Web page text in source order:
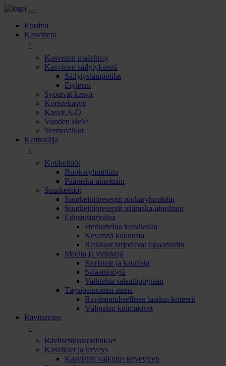
Etusivu
Kasvitieto
Kasvisten määrittely
Kasvisten säilytyksestä
Säilytyslämpötilat
Etyleeni
Syötävät kasvit
Koristekasvit
Kasvit A-Ö
Vuoden HeVi
Teemaviikot
Keittokirja
Kotikeittiöt
Ruokaryhmittäin
Pääraaka-aineittain
Suurkeittiöt
Suurkeittiöreseptit ruokaryhmittäin
Suurkeittiöreseptit pääraaka-aineittain
Edustustarjoilua
Herkuttelua kasviksilla
Kevennä kokousta
Raikkaat tarjottavat tapaamisiin
Ideoita ja vinkkejä
Koristele ja kaunista
Salaattipöytä
Vaihtelua salaattipöytään
Täysipainoinen ateria
Ravitsemuksellisen laadun kriteerit
Välipalan kulmakivet
Ravitsemus
Ravitsemussuositukset
Kasvikset ja terveys
Kasvisten vaikutus terveyteen